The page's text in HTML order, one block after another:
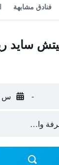
فنادق مشابهة
سايد
- س 15/8